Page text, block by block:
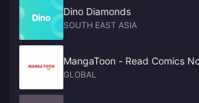
Dino Diamonds
SOUTH EAST ASIA
MangaToon - Read Comics
GLOBAL